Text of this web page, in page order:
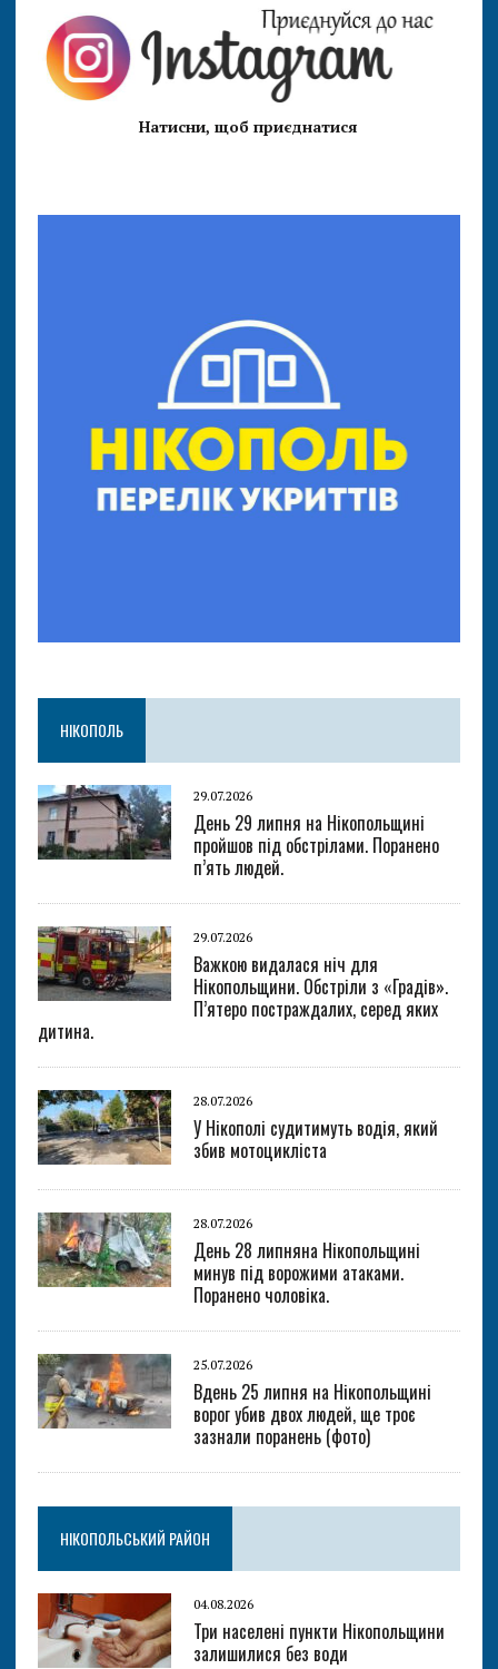
Натисни, щоб приєднатися
НІКОПОЛЬ
29.07.2026
День 29 липня на Нікопольщині
пройшов під обстрілами. Поранено
п’ять людей.
29.07.2026
Важкою видалася ніч для
Нікопольщини. Обстріли з «Градів».
П’ятеро постраждалих, серед яких
дитина.
28.07.2026
У Нікополі судитимуть водія, який
збив мотоцикліста
28.07.2026
День 28 липняна Нікопольщині
минув під ворожими атаками.
Поранено чоловіка.
25.07.2026
Вдень 25 липня на Нікопольщині
ворог убив двох людей, ще троє
зазнали поранень (фото)
НІКОПОЛЬСЬКИЙ РАЙОН
04.08.2026
Три населені пункти Нікопольщини
залишилися без води